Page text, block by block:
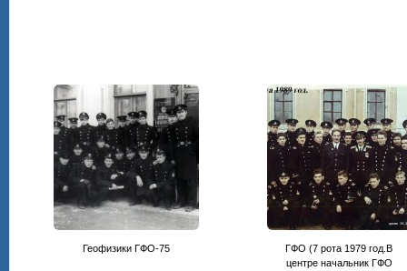
Геофизики ГФО-75
ГФО (7 рота 1979 год.В
центре начальник ГФО